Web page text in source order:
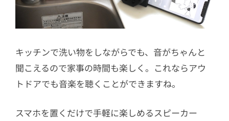
キッチンで洗い物をしながらでも、音がちゃんと
聞こえるので家事の時間も楽しく。これならアウ
トドアでも音楽を聴くことができますね。
スマホを置くだけで手軽に楽しめるスピーカー